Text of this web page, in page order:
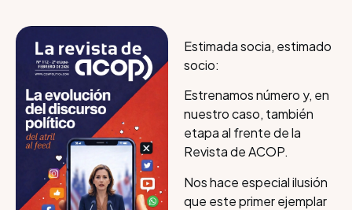
Estimada socia, estimado
socio:
Estrenamos número y, en
nuestro caso, también
etapa al frente de la
Revista de ACOP.​
Nos hace especial ilusión
que este primer ejemplar